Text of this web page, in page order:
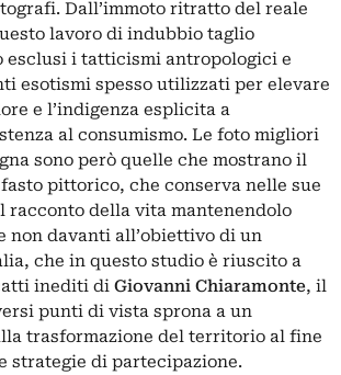
Dall’immoto ritratto del reale
lavoro di indubbio taglio
esclusi i tatticismi antropologici e
esotismi spesso utilizzati per elevare
e l’indigenza esplicita a
al consumismo. Le foto migliori
sono però quelle che mostrano il
pittorico, che conserva nelle sue
racconto della vita mantenendolo
non davanti all’obiettivo di un
che in questo studio è riuscito a
inediti di Giovanni Chiaramonte, il
punti di vista sprona a un
trasformazione del territorio al fine
strategie di partecipazione.